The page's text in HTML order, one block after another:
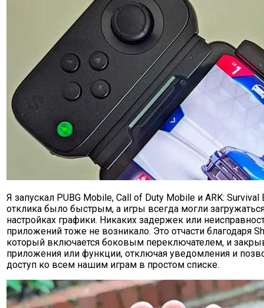
Я запускал PUBG Mobile, Call of Duty Mobile и ARK:
отклика было быстрым, а игры всегда могли
настройках графики. Никаких задержек или
приложений тоже не возникало. Это отчасти благодаря
который включается боковым переключателем, и
приложения или функции, отключая уведомления и
доступ ко всем нашим играм в простом списке.